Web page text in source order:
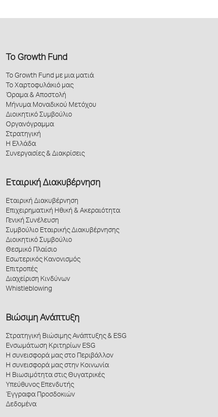
Το Growth Fund
Το Growth Fund με μια ματιά
Το Χαρτοφυλάκιό μας
Όραμα & Αποστολή
Μήνυμα Μοναδικού Μετόχου
Διοικητικό Συμβούλιο
Οργανόγραμμα
Στρατηγική
Η Ελλάδα
Συνεργασίες & Διακρίσεις
Εταιρική Διακυβέρνηση
Εταιρική Διακυβέρνηση
Επιχειρηματική Ηθική & Ακεραιότητα
Γενική Συνέλευση
Συμβούλιο Εταιρικής Διακυβέρνησης
Διοικητικό Συμβούλιο
Θεσμικό Πλαίσιο
Εσωτερικός Κανονισμός
Επιτροπές
Διαχείριση Κινδύνων
Whistleblowing
Βιώσιμη Ανάπτυξη
Στρατηγική Βιώσιμης Ανάπτυξης & ESG
Ενσωμάτωση Κριτηρίων ESG
Η συνεισφορά μας στο Περιβάλλον
Η συνεισφορά μας στην Κοινωνία
Η Βιωσιμότητα στις Θυγατρικές
Υπεύθυνος Επενδυτής
Έγγραφα Προσδοκιών
Δεδομένα